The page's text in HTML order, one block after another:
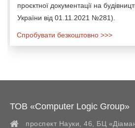
проєктної документації на
України від 01.11.2021 №281).
Спробувати безкоштовно >>>
ТОВ «Computer Logic Group»
проспект Науки, 46, БЦ